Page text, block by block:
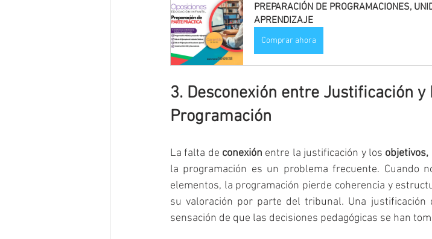
PREPARACIÓN DE PROGRAMACIONES,
APRENDIZAJE
Comprar ahora
3. Desconexión entre Justificación y
Programación
La falta de conexión entre la justificación y los objetivos,
la programación es un problema frecuente. Cuando
elementos, la programación pierde coherencia y
su valoración por parte del tribunal. Una
sensación de que las decisiones pedagógicas se han